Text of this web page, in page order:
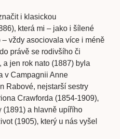
i klasickou
která mi – jako i šílené
vždy asociovala více i méně
právě se rodivšího či
jen rok nato (1887) byla
v Campagnii Anne
Rabové, nejstarší sestry
Crawforda (1854-1909),
(1891) a hlavně upířího
(1905), který u nás vyšel